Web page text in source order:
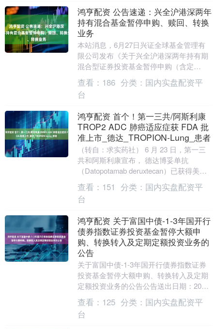
鸿亨配资 公告速递：兴全沪港深两年
持有混合基金暂停申购、赎回、转换
业务
本站消息，6月27日兴证全球基金管理有
限公司发布《关于兴全沪港深两年持有期
混合型证券投资基金暂停申购（含定
投）、赎回、转换业务的公告》。公告中
提示，为非港股通交....
查看： 186 分类： 国内实盘配资平
台
鸿亨配资 首个！第一三共/阿斯利康
TROP2 ADC 肺癌适应症获 FDA 批
准上市_德达_TROPION-Lung_患者
（转自：求实药社） 6 月 23 日，第一三
共和阿斯利康宣布， 德达博妥单抗
（Datopotamab deruxtecan）已获得美国
FDA 批准第 2 项适....
查看： 151 分类： 国内实盘配资平
台
鸿亨配资 关于富国中债-1-3年国开行
债券指数证券投资基金暂停大额申
购、转换转入及定期定额投资业务的
公告
关于富国中债-1-3年国开行债券指数证券
投资基金暂停大额申购、转换转入及定期
定额投资业务的公告公告送出日期：2025
年06月23日基金名称富国中债-1-3年国
开....
查看： 125 分类： 国内实盘配资平
台